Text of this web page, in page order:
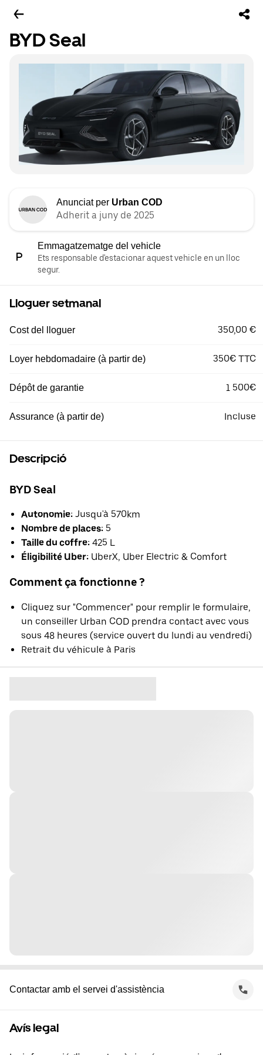
BYD Seal
Anunciat per Urban COD
Adherit a juny de 2025
Emmagatzematge del vehicle
Ets responsable d'estacionar aquest vehicle en un lloc
segur.
Lloguer setmanal
Cost del lloguer 350,00 €
Loyer hebdomadaire (à partir de) 350€ TTC
Dépôt de garantie 1 500€
Assurance (à partir de) Incluse
Descripció
BYD Seal
Autonomie: Jusqu'à 570km
Nombre de places: 5
Taille du coffre: 425 L
Éligibilité Uber: UberX, Uber Electric & Comfort
Comment ça fonctionne ?
Cliquez sur "Commencer" pour remplir le formulaire,
un conseiller Urban COD prendra contact avec vous
sous 48 heures (service ouvert du lundi au vendredi)
Retrait du véhicule à Paris
Contactar amb el servei d'assistència
Avís legal